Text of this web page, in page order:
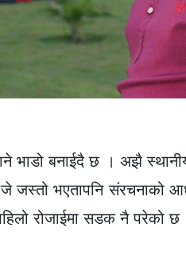
भाडो बनाईदै छ । अझै
भएतापनि संरचनाको
रोजाईमा सडक नै परेको छ